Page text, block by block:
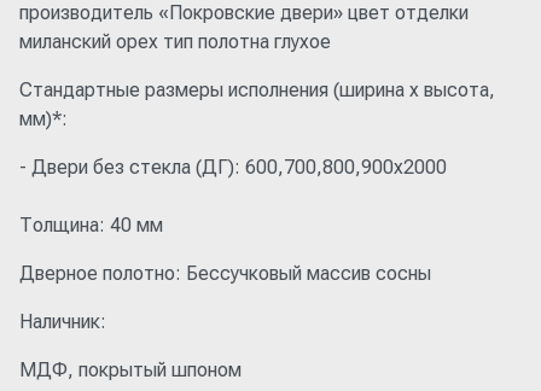
производитель «Покровские двери» цвет отделки
миланский орех тип полотна глухое
Стандартные размеры исполнения (ширина x высота,
мм)*:
- Двери без стекла (ДГ): 600,700,800,900x2000
Толщина: 40 мм
Дверное полотно: Бессучковый массив сосны
Наличник:
МДФ, покрытый шпоном